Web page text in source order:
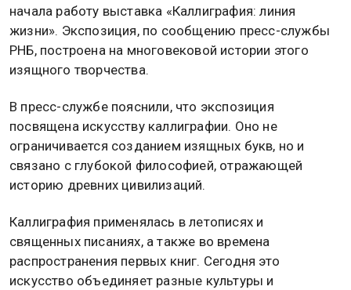
начала работу выставка «Каллиграфия: линия
жизни». Экспозиция, по сообщению пресс-службы
РНБ, построена на многовековой истории этого
изящного творчества.
В пресс-службе пояснили, что экспозиция
посвящена искусству каллиграфии. Оно не
ограничивается созданием изящных букв, но и
связано с глубокой философией, отражающей
историю древних цивилизаций.
Каллиграфия применялась в летописях и
священных писаниях, а также во времена
распространения первых книг. Сегодня это
искусство объединяет разные культуры и